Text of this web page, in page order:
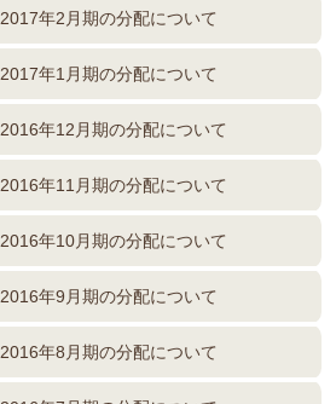
2017年2月期の分配について
2017年1月期の分配について
2016年12月期の分配について
2016年11月期の分配について
2016年10月期の分配について
2016年9月期の分配について
2016年8月期の分配について